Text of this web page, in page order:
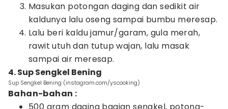
Masukan potongan daging dan sedikit air
kaldunya lalu oseng sampai bumbu meresap.
Lalu beri kaldu jamur/garam, gula merah,
rawit utuh dan tutup wajan, lalu masak
sampai air meresap.
4. Sup Sengkel Bening
Sup Sengkel Bening (instagram.com/yscooking)
Bahan-bahan :